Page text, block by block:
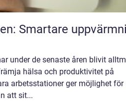
Smartare
under de senaste åren blivit
hälsa och produktivitet på
arbetsstationer ger möjlighet för
att sit...